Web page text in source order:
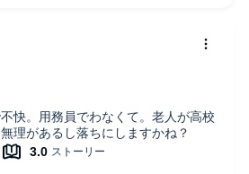
快。用務員でわなくて。老人が高校
理があるし落ちにしますかね？